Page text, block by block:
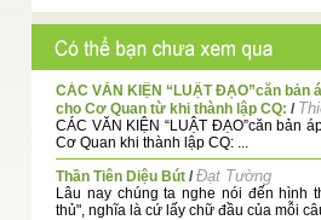
CÁC VĂN KIỆN “LUẬT ĐẠO”căn bản
cho Cơ Quan từ khi thành lập CQ: /
CÁC VĂN KIỆN “LUẬT ĐẠO”căn bản
Cơ Quan khi thành lập CQ: ...
Thần Tiên Diệu Bút /Đạt Tường
Lâu nay chúng ta nghe nói đến hình
thủ", nghĩa là cứ lấy chữ đầu của mỗi